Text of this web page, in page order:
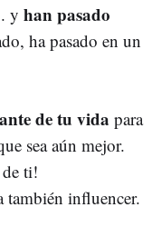
y han pasado
ha pasado en un
de tu vida para
sea aún mejor.
ti!
también influencer.